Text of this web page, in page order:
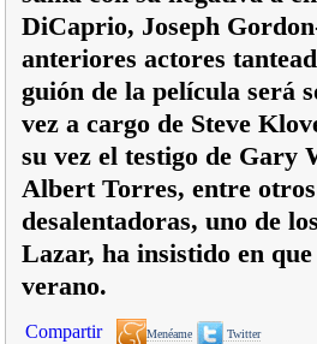
DiCaprio, Joseph
anteriores actores
guión de la película será
vez a cargo de Steve
su vez el testigo de
Albert Torres, entre
desalentadoras, uno de
Lazar, ha insistido en
verano.
Compartir Menéame Twitter